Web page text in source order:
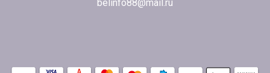
belinfo88@mail.ru